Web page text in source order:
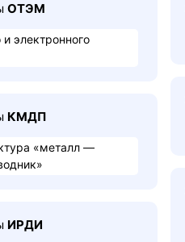
ОТЭМ
электронного
КМДП
«металл —
ИРДИ